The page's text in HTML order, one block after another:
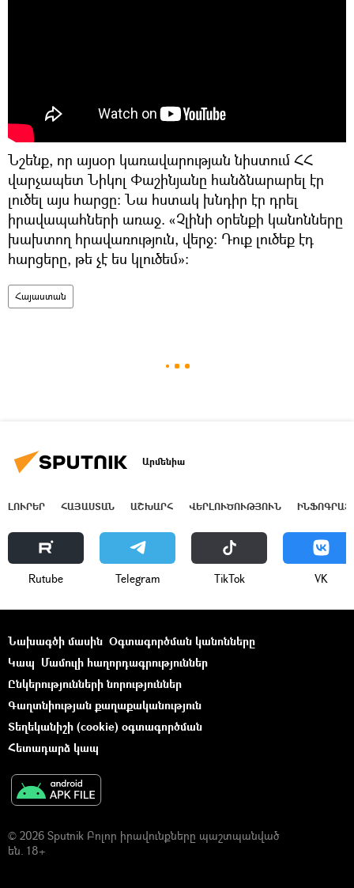
Նշենք, որ այսօր կառավարության նիստում ՀՀ
վարչապետ Նիկոլ Փաշինյանը հանձնարարել էր
լուծել այս հարցը։ Նա հստակ խնդիր էր դրել
իրավապահների առաջ. «Չլինի օրենքի կանոնները
խախտող հրավառություն, վերջ: Դուք լուծեք էդ
հարցերը, թե չէ ես կլուծեմ»:
Հայաստան
Արմենիա
ԼՈՒՐԵՐ ՀԱՅԱՍՏԱՆ ԱՇԽԱՐՀ ՎԵՐԼՈՒԾՈՒԹՅՈՒՆ
Rutube Telegram ТikТоk VK
Նախագծի մասին Օգտագործման կանոնները
Կապ Մամուլի հաղորդագրություններ
Ընկերությունների նորություններ
Գաղտնիության քաղաքականություն
Տեղեկանիշի (cookie) օգտագործման
Հետադարձ կապ
© 2026 Sputnik Բոլոր իրավունքները պաշտպանված
են. 18+